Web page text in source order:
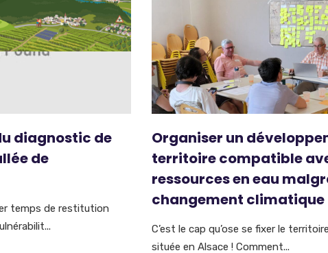
diagnostic de
de
temps de restitution
Organiser un
territoire compatible
ressources en eau
changement climatique
C’est le cap qu’ose se fixer le
située en Alsace ! Comment...